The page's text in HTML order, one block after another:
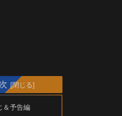
＆予告編